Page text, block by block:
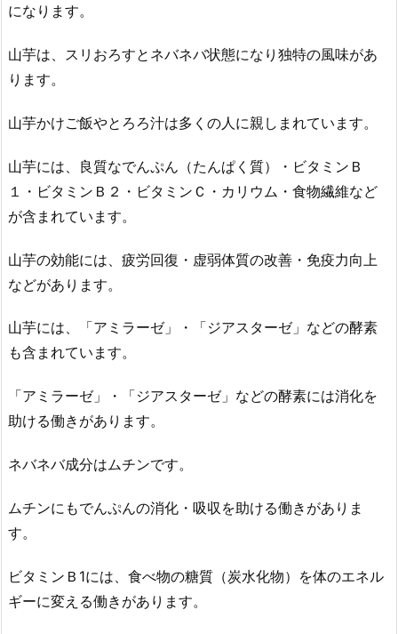
になります。
山芋は、スリおろすとネバネバ状態になり独特の風味があ
ります。
山芋かけご飯やとろろ汁は多くの人に親しまれています。
山芋には、良質なでんぷん（たんぱく質）・ビタミンＢ
１・ビタミンＢ２・ビタミンＣ・カリウム・食物繊維など
が含まれています。
山芋の効能には、疲労回復・虚弱体質の改善・免疫力向上
などがあります。
山芋には、「アミラーゼ」・「ジアスターゼ」などの酵素
も含まれています。
「アミラーゼ」・「ジアスターゼ」などの酵素には消化を
助ける働きがあります。
ネバネバ成分はムチンです。
ムチンにもでんぷんの消化・吸収を助ける働きがありま
す。
ビタミンＢ1には、食べ物の糖質（炭水化物）を体のエネル
ギーに変える働きがあります。